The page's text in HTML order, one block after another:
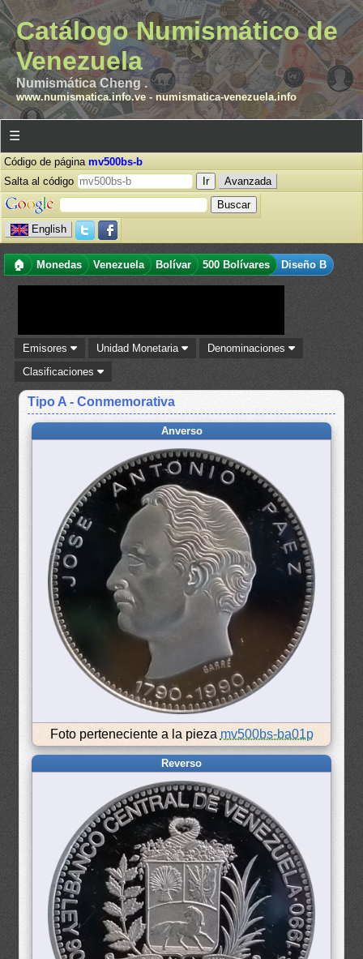
Catálogo Numismático de
Venezuela
Numismática Cheng .
www.numismatica.info.ve- numismatica-venezuela.info
☰
Código de página mv500bs-b
Salta al código
Avanzada
English
🏠 Monedas Venezuela Bolívar 500 Bolívares Diseño B
Emisores Unidad Monetaria
Denominaciones
Clasificaciones
Tipo A - Conmemorativa
Anverso
Foto perteneciente a la pieza mv500bs-ba01p
Reverso